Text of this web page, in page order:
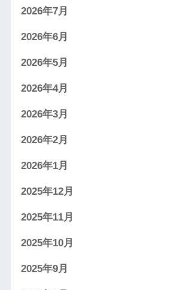
2026年7月
2026年6月
2026年5月
2026年4月
2026年3月
2026年2月
2026年1月
2025年12月
2025年11月
2025年10月
2025年9月